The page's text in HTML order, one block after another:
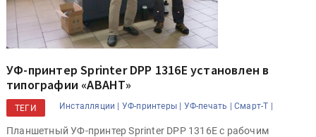
УФ-принтер Sprinter DPP 1316E установлен в
типографии «АВАНТ»
ТЕГИ Инсталляции | УФ-принтеры | УФ-печать | Смарт-Т |
Планшетный УФ-принтер Sprinter DPP 1316E с рабочим